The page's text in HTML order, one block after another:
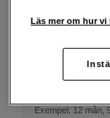
Exempel: 12 mån,
Läs mer om hur